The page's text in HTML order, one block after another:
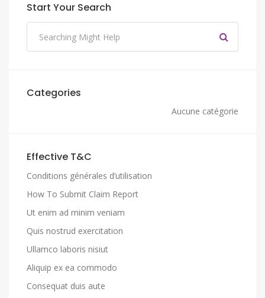
Start Your Search
Categories
Aucune catégorie
Effective T&C
Conditions générales d’utilisation
How To Submit Claim Report
Ut enim ad minim veniam
Quis nostrud exercitation
Ullamco laboris nisiut
Aliquip ex ea commodo
Consequat duis aute